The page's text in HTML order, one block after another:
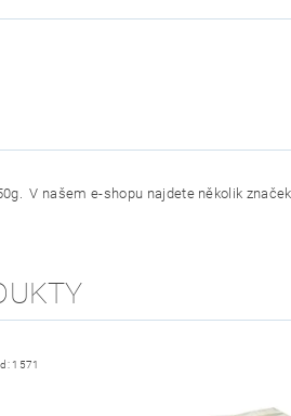
V našem e-shopu najdete několik
1571